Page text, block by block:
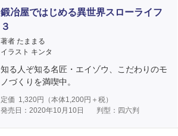
鍛冶屋ではじめる異世界スローライフ
３
著者 たままる
イラスト キンタ
知る人ぞ知る名匠・エイゾウ、こだわりのモ
ノづくりを満喫中。
定価 1,320円（本体1,200円＋税）
発売日：2020年10月10日
判型：四六判